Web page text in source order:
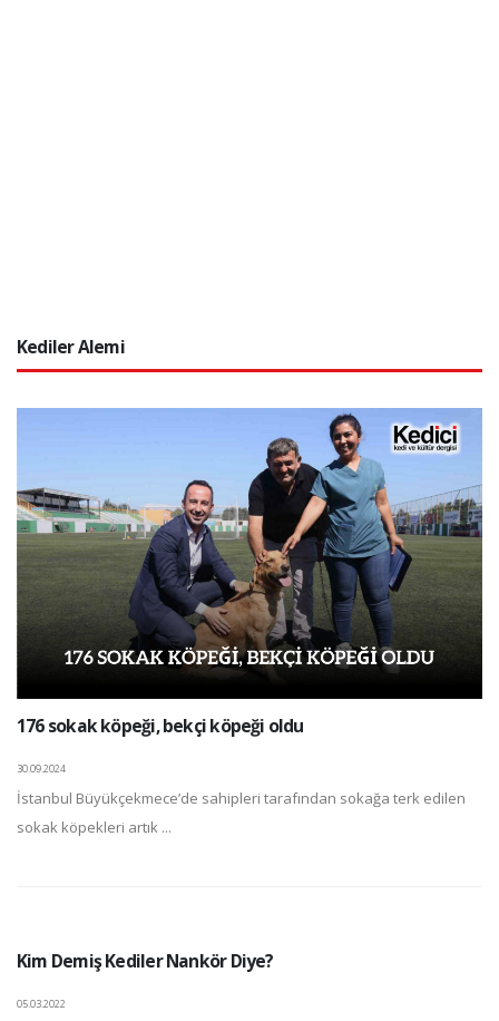
Kediler Alemi
176 sokak köpeği, bekçi köpeği oldu
30.09.2024
İstanbul Büyükçekmece’de sahipleri tarafından sokağa terk edilen
sokak köpekleri artık ...
Kim Demiş Kediler Nankör Diye?
05.03.2022